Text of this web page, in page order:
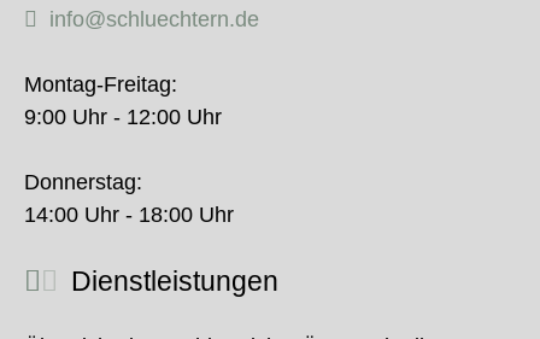
info@schluechtern.de
Montag-Freitag:
9:00 Uhr - 12:00 Uhr
Donnerstag:
14:00 Uhr - 18:00 Uhr
Dienstleistungen